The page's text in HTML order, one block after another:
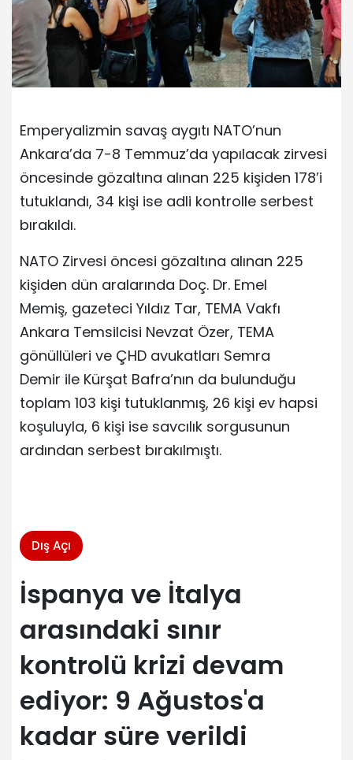
Emperyalizmin savaş aygıtı NATO’nun
Ankara’da 7-8 Temmuz’da yapılacak zirvesi
öncesinde gözaltına alınan 225 kişiden 178’i
tutuklandı, 34 kişi ise adli kontrolle serbest
bırakıldı.
NATO Zirvesi öncesi gözaltına alınan 225
kişiden dün aralarında Doç. Dr. Emel
Memiş, gazeteci Yıldız Tar, TEMA Vakfı
Ankara Temsilcisi Nevzat Özer, TEMA
gönüllüleri ve ÇHD avukatları Semra
Demir ile Kürşat Bafra’nın da bulunduğu
toplam 103 kişi tutuklanmış, 26 kişi ev hapsi
koşuluyla, 6 kişi ise savcılık sorgusunun
ardından serbest bırakılmıştı.
Dış Açı
İspanya ve İtalya
arasındaki sınır
kontrolü krizi devam
ediyor: 9 Ağustos'a
kadar süre verildi